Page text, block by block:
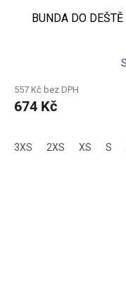
BUNDA DO
557 Kč bez DPH
674 Kč
3XS 2XS XS S